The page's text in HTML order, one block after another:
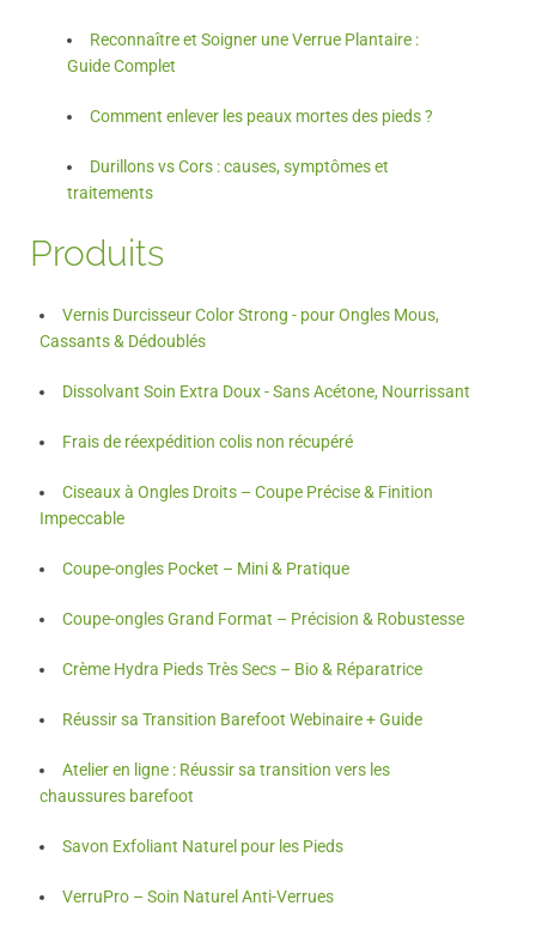
Reconnaître et Soigner une Verrue Plantaire :
Guide Complet
Comment enlever les peaux mortes des pieds ?
Durillons vs Cors : causes, symptômes et
traitements
Produits
Vernis Durcisseur Color Strong - pour Ongles Mous,
Cassants & Dédoublés
Dissolvant Soin Extra Doux - Sans Acétone, Nourrissant
Frais de réexpédition colis non récupéré
Ciseaux à Ongles Droits – Coupe Précise & Finition
Impeccable
Coupe-ongles Pocket – Mini & Pratique
Coupe-ongles Grand Format – Précision & Robustesse
Crème Hydra Pieds Très Secs – Bio & Réparatrice
Réussir sa Transition Barefoot Webinaire + Guide
Atelier en ligne : Réussir sa transition vers les
chaussures barefoot
Savon Exfoliant Naturel pour les Pieds
VerruPro – Soin Naturel Anti-Verrues